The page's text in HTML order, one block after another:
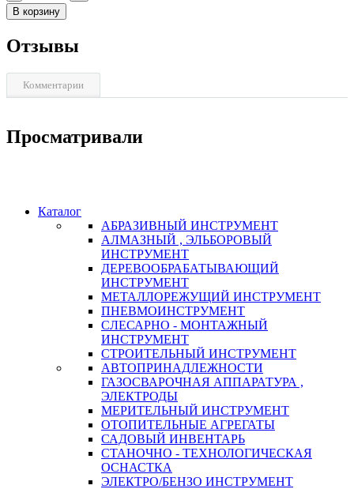
В корзину
Отзывы
Комментарии
Просматривали
Каталог
АБРАЗИВНЫЙ ИНСТРУМЕНТ
АЛМАЗНЫЙ , ЭЛЬБОРОВЫЙ
ИНСТРУМЕНТ
ДЕРЕВООБРАБАТЫВАЮЩИЙ
ИНСТРУМЕНТ
МЕТАЛЛОРЕЖУЩИЙ ИНСТРУМЕНТ
ПНЕВМОИНСТРУМЕНТ
СЛЕСАРНО - МОНТАЖНЫЙ
ИНСТРУМЕНТ
СТРОИТЕЛЬНЫЙ ИНСТРУМЕНТ
АВТОПРИНАДЛЕЖНОСТИ
ГАЗОСВАРОЧНАЯ АППАРАТУРА ,
ЭЛЕКТРОДЫ
МЕРИТЕЛЬНЫЙ ИНСТРУМЕНТ
ОТОПИТЕЛЬНЫЕ АГРЕГАТЫ
САДОВЫЙ ИНВЕНТАРЬ
СТАНОЧНО - ТЕХНОЛОГИЧЕСКАЯ
ОСНАСТКА
ЭЛЕКТРО/БЕНЗО ИНСТРУМЕНТ